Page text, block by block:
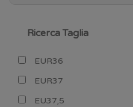
Ricerca Taglia
EUR36
EUR37
EU37,5